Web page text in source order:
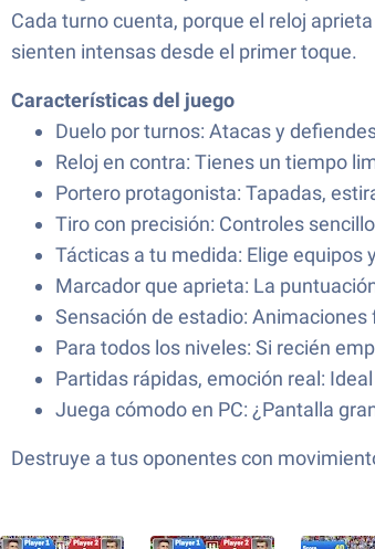
Cada turno cuenta, porque el reloj
sienten intensas desde el primer toque.
Características del juego
Duelo por turnos: Atacas y
Reloj en contra: Tienes un tiempo
Portero protagonista: Tapadas,
Tiro con precisión: Controles
Tácticas a tu medida: Elige
Marcador que aprieta: La
Sensación de estadio:
Para todos los niveles: Si recién
Partidas rápidas, emoción real:
Juega cómodo en PC: ¿Pantalla
Destruye a tus oponentes con